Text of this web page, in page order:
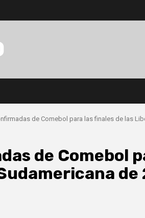
de Comebol para las finales de las
de Comebol
de